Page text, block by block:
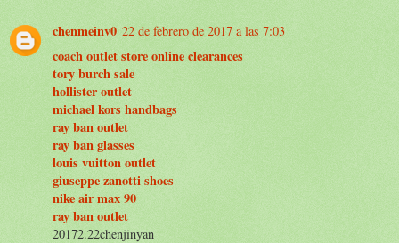
chenmeinv0 22 de febrero de 2017 a las 7:03
coach outlet store online clearances
tory burch sale
hollister outlet
michael kors handbags
ray ban outlet
ray ban glasses
louis vuitton outlet
giuseppe zanotti shoes
nike air max 90
ray ban outlet
20172.22chenjinyan